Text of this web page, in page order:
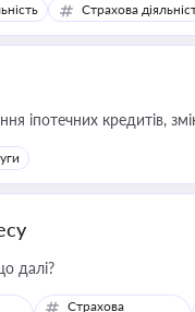
Страхова
іпотечних кредитів,
далі?
Страхова